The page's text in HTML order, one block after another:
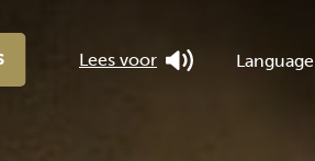
Lees voor Language